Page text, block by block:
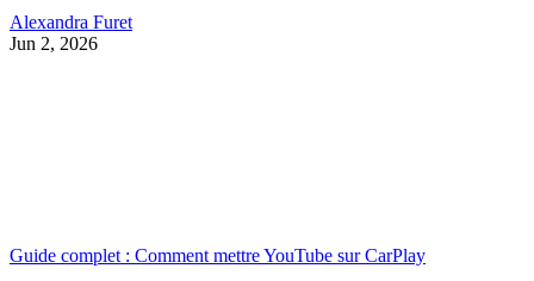
Alexandra Furet
Jun 2, 2026
Guide complet : Comment mettre YouTube sur CarPlay